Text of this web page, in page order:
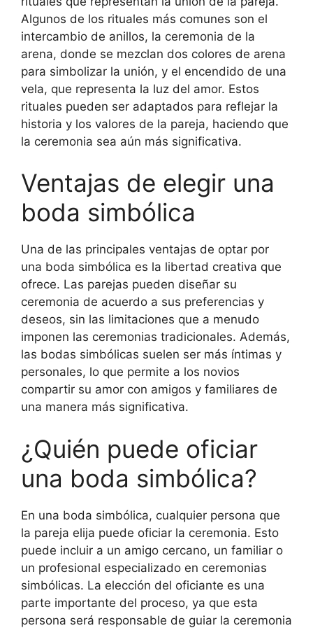
Algunos de los rituales más comunes son el
intercambio de anillos, la ceremonia de la
arena, donde se mezclan dos colores de arena
para simbolizar la unión, y el encendido de una
vela, que representa la luz del amor. Estos
rituales pueden ser adaptados para reflejar la
historia y los valores de la pareja, haciendo que
la ceremonia sea aún más significativa.
Ventajas de elegir una
boda simbólica
Una de las principales ventajas de optar por
una boda simbólica es la libertad creativa que
ofrece. Las parejas pueden diseñar su
ceremonia de acuerdo a sus preferencias y
deseos, sin las limitaciones que a menudo
imponen las ceremonias tradicionales. Además,
las bodas simbólicas suelen ser más íntimas y
personales, lo que permite a los novios
compartir su amor con amigos y familiares de
una manera más significativa.
¿Quién puede oficiar
una boda simbólica?
En una boda simbólica, cualquier persona que
la pareja elija puede oficiar la ceremonia. Esto
puede incluir a un amigo cercano, un familiar o
un profesional especializado en ceremonias
simbólicas. La elección del oficiante es una
parte importante del proceso, ya que esta
persona será responsable de guiar la ceremonia